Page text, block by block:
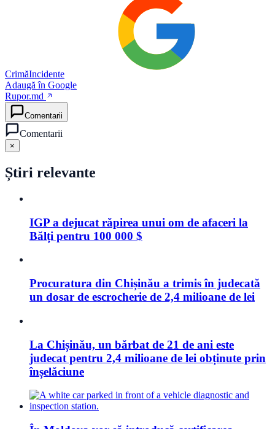
CrimăIncidente
Adaugă în Google
Rupor.md
Comentarii
Comentarii
×
Știri relevante
IGP a dejucat răpirea unui om de afaceri la
Bălți pentru 100 000 $
Procuratura din Chișinău a trimis în judecată
un dosar de escrocherie de 2,4 milioane de lei
La Chișinău, un bărbat de 21 de ani este
judecat pentru 2,4 milioane de lei obținute prin
înșelăciune